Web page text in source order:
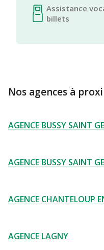
Assistance
billets
Nos agences à
AGENCE BUSSY SAINT
AGENCE BUSSY SAINT
AGENCE CHANTELOUP
AGENCE LAGNY